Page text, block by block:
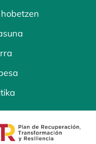
opens in a new